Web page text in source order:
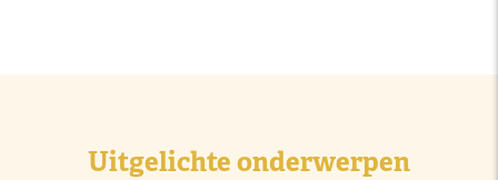
Uitgelichte onderwerpen